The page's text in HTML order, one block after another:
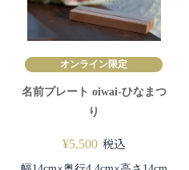
オンライン限定
名前プレート oiwai-ひなまつ
り
¥5,500 税込